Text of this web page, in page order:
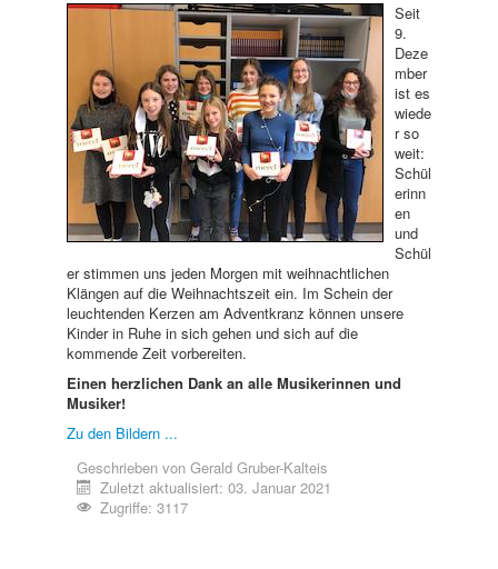
Seit
9.
Deze
mber
ist es
wiede
r so
weit:
Schül
erinn
en
und
Schül
er stimmen uns jeden Morgen mit weihnachtlichen
Klängen auf die Weihnachtszeit ein. Im Schein der
leuchtenden Kerzen am Adventkranz können unsere
Kinder in Ruhe in sich gehen und sich auf die
kommende Zeit vorbereiten.
Einen herzlichen Dank an alle Musikerinnen und
Musiker!
Zu den Bildern ...
Geschrieben von Gerald Gruber-Kalteis
Zuletzt aktualisiert: 03. Januar 2021
Zugriffe: 3117